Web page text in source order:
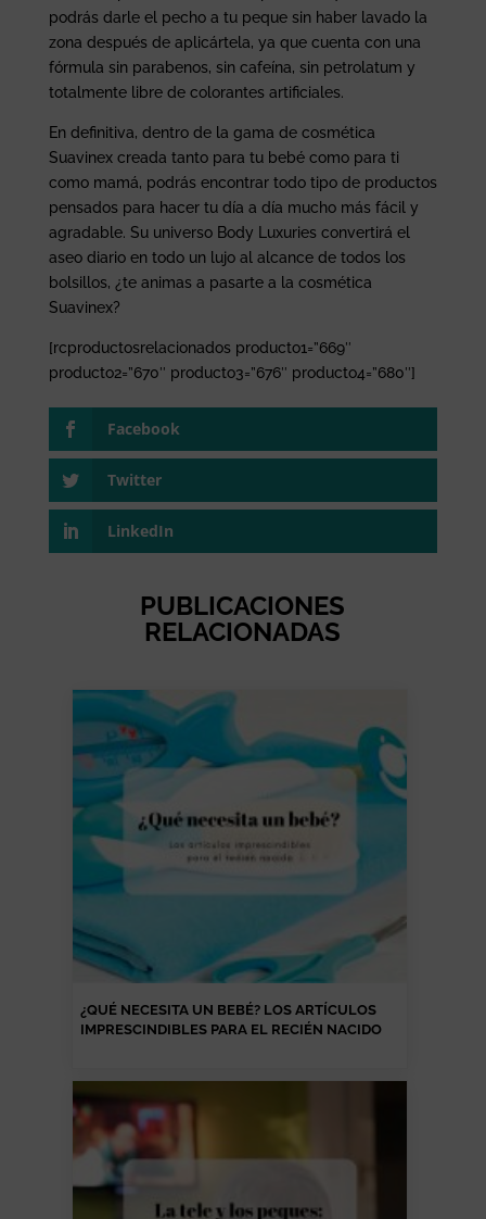
podrás darle el pecho a tu peque sin haber lavado la
zona después de aplicártela, ya que cuenta con una
fórmula sin parabenos, sin cafeína, sin petrolatum y
totalmente libre de colorantes artificiales.
En definitiva, dentro de la gama de cosmética
Suavinex creada tanto para tu bebé como para ti
como mamá, podrás encontrar todo tipo de productos
pensados para hacer tu día a día mucho más fácil y
agradable. Su universo Body Luxuries convertirá el
aseo diario en todo un lujo al alcance de todos los
bolsillos, ¿te animas a pasarte a la cosmética
Suavinex?
[rcproductosrelacionados producto1=”669″
producto2=”670″ producto3=”676″ producto4=”680″]
Facebook
Twitter
LinkedIn
PUBLICACIONES
RELACIONADAS
¿QUÉ NECESITA UN BEBÉ? LOS ARTÍCULOS
IMPRESCINDIBLES PARA EL RECIÉN NACIDO